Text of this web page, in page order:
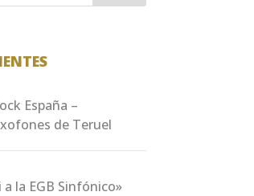
España –
de Teruel
la EGB Sinfónico»